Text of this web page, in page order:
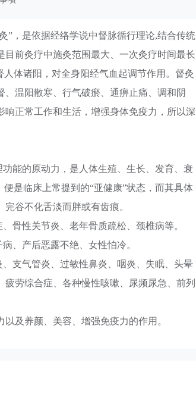
”，是依据经络学说中督脉循行理论,结合传统
前灸疗中施灸范围最大、一次灸疗时间最长
体诸阳，对全身阳经气血起调节作用。督灸
温阳散寒、行气破瘀、通痹止痛、调和阴
正常工作和生活，增强身体免疫力，所以深
能的原动力，是人体生殖、生长、发育、衰
是临床上常提到的“亚健康”状态，而其具体
谷不化舌淡而胖或有齿痕。
骨性关节炎、老年骨质疏松、颈椎病等。
、产后恶露不绝、女性怕冷。
支气管炎、过敏性鼻炎、咽炎、失眠、头晕
劳综合症、各种慢性咳嗽、尿频尿急、前列
及养颜、美容、增强免疫力的作用。